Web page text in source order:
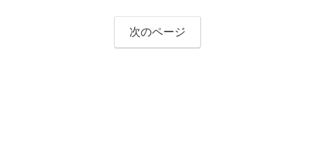
次のページ